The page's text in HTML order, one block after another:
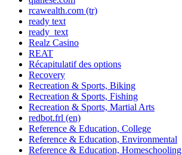
rcawealth.com (tr)
ready text
ready_text
Realz Casino
REAT
Récapitulatif des options
Recovery
Recreation & Sports, Biking
Recreation & Sports, Fishing
Recreation & Sports, Martial Arts
redbot.frl (en)
Reference & Education, College
Reference & Education, Environmental
Reference & Education, Homeschooling